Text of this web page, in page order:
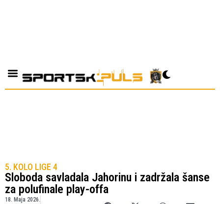
5. KOLO LIGE 4
Sloboda savladala Jahorinu i zadržala šanse
za polufinale play-offa
18. Maja 2026.